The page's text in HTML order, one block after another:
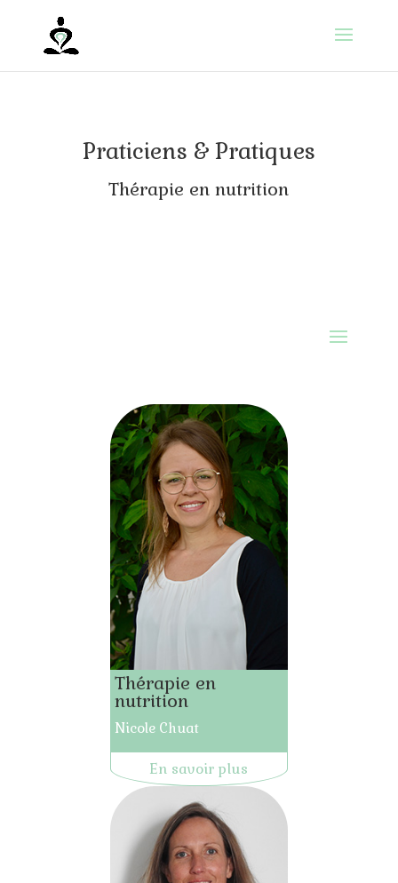
Praticiens & Pratiques
Thérapie en nutrition
Thérapie en
nutrition
Nicole Chuat
En savoir plus